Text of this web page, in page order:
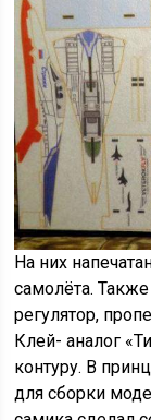
На них
самолёта.
регулятор,
Клей- аналог
контуру. В
для сборки